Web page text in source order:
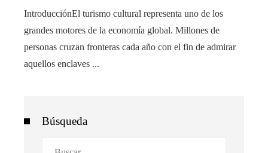
IntroducciónEl turismo cultural representa uno de los
grandes motores de la economía global. Millones de
personas cruzan fronteras cada año con el fin de admirar
aquellos enclaves ...
Búsqueda